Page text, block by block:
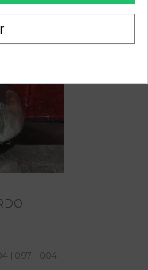
| 0.97 - 0.04